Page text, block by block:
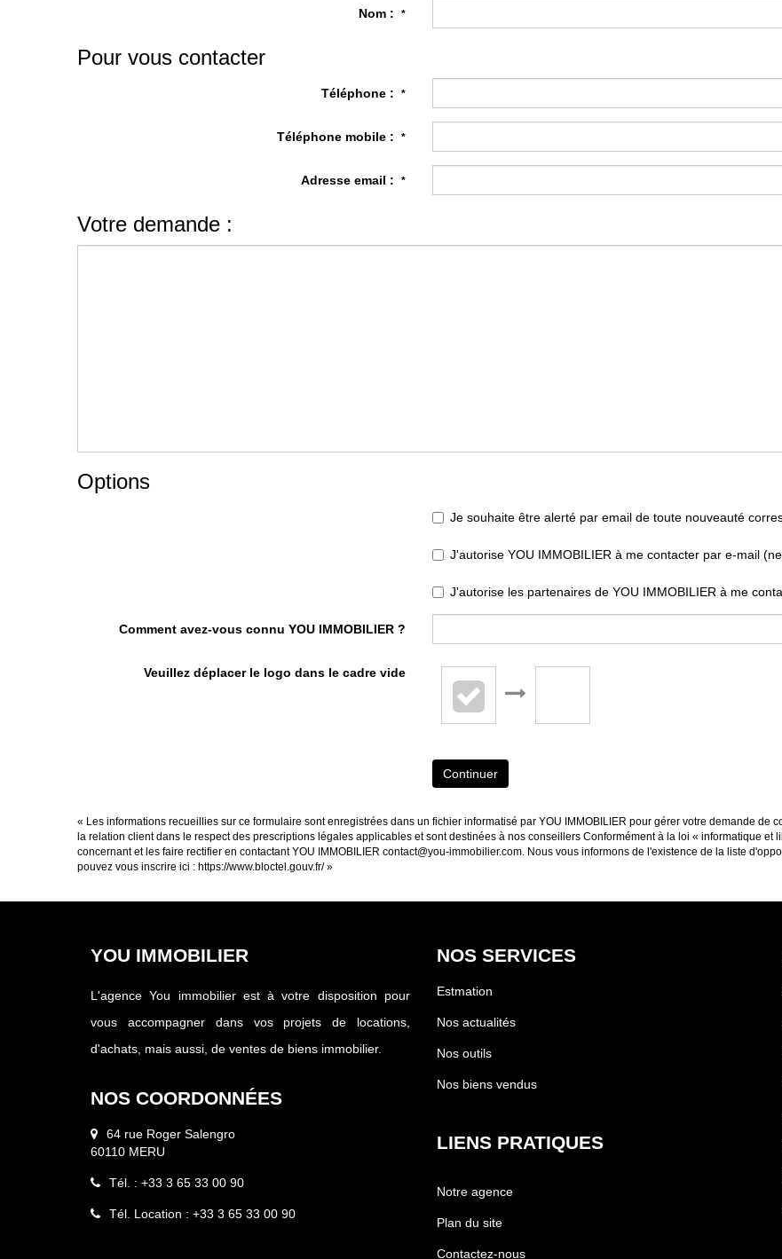
Nom : *
Pour vous contacter
Téléphone : *
Téléphone mobile : *
Adresse email : *
Votre demande :
Options
Je souhaite être alerté par email de toute nouveauté
J'autorise YOU IMMOBILIER à me contacter par e-mail
J'autorise les partenaires de YOU IMMOBILIER à me
Comment avez-vous connu YOU IMMOBILIER ?
Veuillez déplacer le logo dans le cadre vide
Continuer
« Les informations recueillies sur ce formulaire sont enregistrées dans un fichier informatisé par YOU IMMOBILIER pour gérer votre demande de
la relation client dans le respect des prescriptions légales applicables et sont destinées à nos conseillers Conformément à la loi « informatique et
concernant et les faire rectifier en contactant YOU IMMOBILIER contact@you-immobilier.com. Nous vous informons de l'existence de la liste
pouvez vous inscrire ici : https://www.bloctel.gouv.fr/»
YOU IMMOBILIER
L'agence You immobilier est à votre disposition pour
vous accompagner dans vos projets de locations,
d'achats, mais aussi, de ventes de biens immobilier.
NOS COORDONNÉES
64 rue Roger Salengro
60110 MERU
Tél. : +33 3 65 33 00 90
Tél. Location : +33 3 65 33 00 90
NOS SERVICES
Estmation
Nos actualités
Nos outils
Nos biens vendus
LIENS PRATIQUES
Notre agence
Plan du site
Contactez-nous